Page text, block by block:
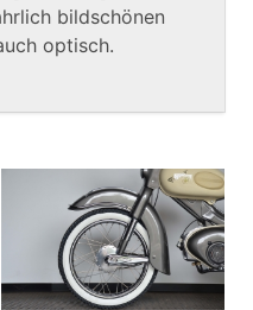
bildschönen
optisch.